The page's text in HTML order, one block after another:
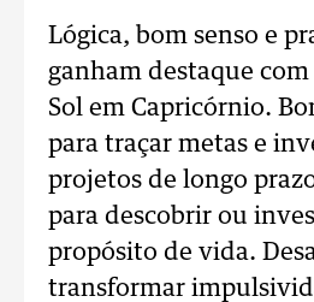
Lógica, bom senso e
ganham destaque
Sol em Capricórnio.
para traçar metas e
projetos de longo
para descobrir ou
propósito de vida.
transformar